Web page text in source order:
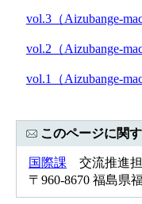
vol.3（Aizubange-
vol.2（Aizubange-
vol.1（Aizubange-
このページに関
国際課 交流推進
〒960-8670 福島